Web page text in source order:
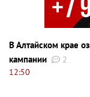
В Алтайском крае
кампании
2
12:50